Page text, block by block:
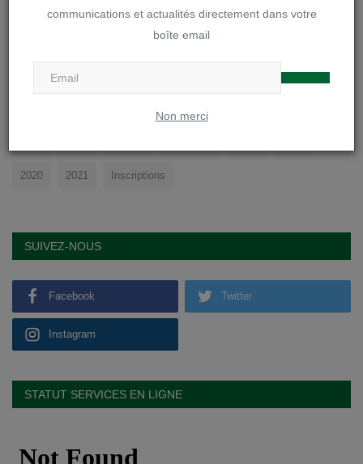
communications et actualités directement dans votre
boîte email
Non merci
TAGS
2020 2021 Inscriptions
SUIVEZ-NOUS
Facebook Twitter
Instagram
STATUT SERVICES EN LIGNE